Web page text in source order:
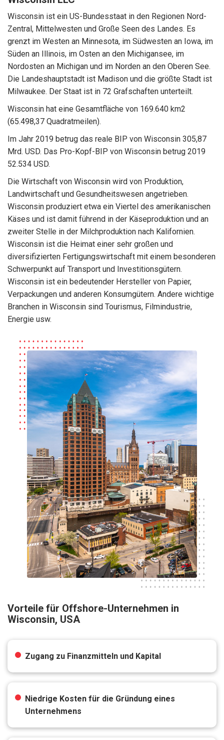
Wisconsin ist ein US-Bundesstaat in den Regionen Nord-
Zentral, Mittelwesten und Große Seen des Landes. Es
grenzt im Westen an Minnesota, im Südwesten an Iowa, im
Süden an Illinois, im Osten an den Michigansee, im
Nordosten an Michigan und im Norden an den Oberen See.
Die Landeshauptstadt ist Madison und die größte Stadt ist
Milwaukee. Der Staat ist in 72 Grafschaften unterteilt.
Wisconsin hat eine Gesamtfläche von 169.640 km2
(65.498,37 Quadratmeilen).
Im Jahr 2019 betrug das reale BIP von Wisconsin 305,87
Mrd. USD. Das Pro-Kopf-BIP von Wisconsin betrug 2019
52.534 USD.
Die Wirtschaft von Wisconsin wird von Produktion,
Landwirtschaft und Gesundheitswesen angetrieben.
Wisconsin produziert etwa ein Viertel des amerikanischen
Käses und ist damit führend in der Käseproduktion und an
zweiter Stelle in der Milchproduktion nach Kalifornien.
Wisconsin ist die Heimat einer sehr großen und
diversifizierten Fertigungswirtschaft mit einem besonderen
Schwerpunkt auf Transport und Investitionsgütern.
Wisconsin ist ein bedeutender Hersteller von Papier,
Verpackungen und anderen Konsumgütern. Andere wichtige
Branchen in Wisconsin sind Tourismus, Filmindustrie,
Energie usw.
Vorteile für Offshore-Unternehmen in
Wisconsin, USA
Zugang zu Finanzmitteln und Kapital
Niedrige Kosten für die Gründung eines
Unternehmens